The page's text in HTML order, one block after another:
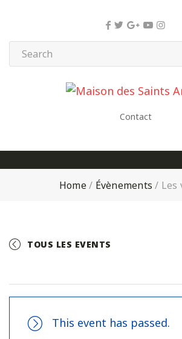
Contact
Home/ Évènements / Les
TOUS LES EVENTS
This event has passed.